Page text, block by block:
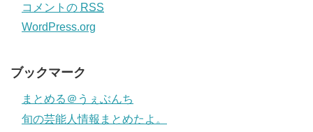
コメントの RSS
WordPress.org
ブックマーク
まとめる＠うぇぶんち
旬の芸能人情報まとめたよ。